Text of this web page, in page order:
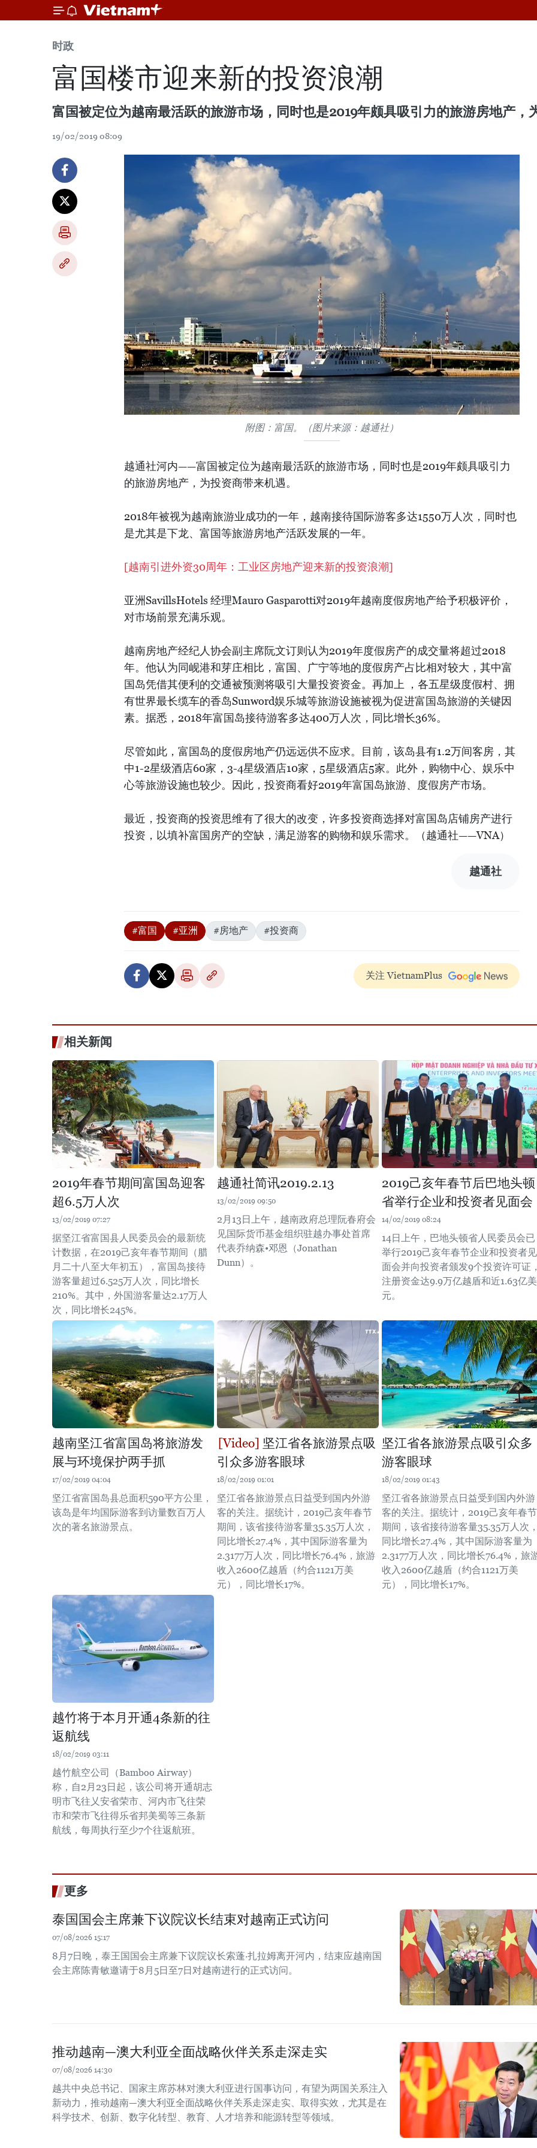
时政
富国楼市迎来新的投资浪潮
富国被定位为越南最活跃的旅游市场，同时也是2019年颇具吸引力的旅游房地产，
19/02/2019 08:09
附图：富国。（图片来源：越通社）
越通社河内——富国被定位为越南最活跃的旅游市场，同时也是2019年颇具吸引力
的旅游房地产，为投资商带来机遇。
2018年被视为越南旅游业成功的一年，越南接待国际游客多达1550万人次，同时也
是尤其是下龙、富国等旅游房地产活跃发展的一年。
[越南引进外资30周年：工业区房地产迎来新的投资浪潮]
亚洲SavillsHotels 经理Mauro Gasparotti对2019年越南度假房地产给予积极评价，
对市场前景充满乐观。
越南房地产经纪人协会副主席阮文订则认为2019年度假房产的成交量将超过2018
年。他认为同岘港和芽庄相比，富国、广宁等地的度假房产占比相对较大，其中富
国岛凭借其便利的交通被预测将吸引大量投资资金。再加上 ，各五星级度假村、拥
有世界最长缆车的香岛Sunword娱乐城等旅游设施被视为促进富国岛旅游的关键因
素。据悉，2018年富国岛接待游客多达400万人次，同比增长36%。
尽管如此，富国岛的度假房地产仍远远供不应求。目前，该岛县有1.2万间客房，其
中1-2星级酒店60家，3-4星级酒店10家，5星级酒店5家。此外，购物中心、娱乐中
心等旅游设施也较少。因此，投资商看好2019年富国岛旅游、度假房产市场。
最近，投资商的投资思维有了很大的改变，许多投资商选择对富国岛店铺房产进行
投资，以填补富国房产的空缺，满足游客的购物和娱乐需求。（越通社——VNA）
越通社
#富国 #亚洲 #房地产 #投资商
关注 VietnamPlus
相关新闻
2019年春节期间富国岛迎客
超6.5万人次
13/02/2019 07:27
据坚江省富国县人民委员会的最新统
计数据，在2019己亥年春节期间（腊
月二十八至大年初五），富国岛接待
游客量超过6.525万人次，同比增长
210%。其中，外国游客量达2.17万人
次，同比增长245%。
越通社简讯2019.2.13
13/02/2019 09:50
2月13日上午，越南政府总理阮春府会
见国际货币基金组织驻越办事处首席
代表乔纳森•邓恩（Jonathan
Dunn）。
2019己亥年春节后巴地头顿
省举行企业和投资者见面会
14/02/2019 08:24
14日上午，巴地头顿省人民委员会已
举行2019己亥年春节企业和投资者见
面会并向投资者颁发9个投资许可证
注册资金达9.9万亿越盾和近1.63亿美
元。
越南坚江省富国岛将旅游发
展与环境保护两手抓
17/02/2019 04:04
坚江省富国岛县总面积590平方公里，
该岛是年均国际游客到访量数百万人
次的著名旅游景点。
坚江省各旅游景点吸
引众多游客眼球
18/02/2019 01:01
坚江省各旅游景点日益受到国内外游
客的关注。据统计，2019己亥年春节
期间，该省接待游客量35.35万人次，
同比增长27.4%，其中国际游客量为
2.3177万人次，同比增长76.4%，旅游
收入2600亿越盾（约合1121万美
元），同比增长17%。
坚江省各旅游景点吸引众多
游客眼球
18/02/2019 01:43
坚江省各旅游景点日益受到国内外游
客的关注。据统计，2019己亥年春节
期间，该省接待游客量35.35万人次
同比增长27.4%，其中国际游客量为
2.3177万人次，同比增长76.4%，旅
收入2600亿越盾（约合1121万美
元），同比增长17%。
越竹将于本月开通4条新的往
返航线
18/02/2019 03:11
越竹航空公司（Bamboo Airway）
称，自2月23日起，该公司将开通胡志
明市飞往乂安省荣市、河内市飞往荣
市和荣市飞往得乐省邦美蜀等三条新
航线，每周执行至少7个往返航班。
更多
泰国国会主席兼下议院议长结束对越南正式访问
07/08/2026 15:17
8月7日晚，泰王国国会主席兼下议院议长索蓬·扎拉姆离开河内，结束应越南国
会主席陈青敏邀请于8月5日至7日对越南进行的正式访问。
推动越南—澳大利亚全面战略伙伴关系走深走实
07/08/2026 14:30
越共中央总书记、国家主席苏林对澳大利亚进行国事访问，有望为两国关系注入
新动力，推动越南—澳大利亚全面战略伙伴关系走深走实、取得实效，尤其是在
科学技术、创新、数字化转型、教育、人才培养和能源转型等领域。